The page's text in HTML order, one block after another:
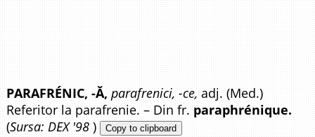
PARAFRÉNIC, -Ă, parafrenici, -ce, adj. (Med.)
Referitor la parafrenie. – Din fr. paraphrénique.
(Sursa: DEX '98 ) Copy to clipboard